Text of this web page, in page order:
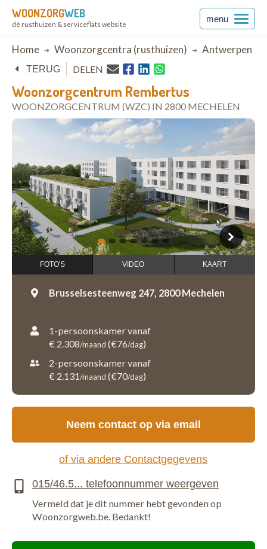
WOONZORGWEB
dé rusthuizen & serviceflats website
menu
Breadcrumb
Home Woonzorgcentra (rusthuizen) Antwerpen
Woonzorgcentrum Rembertus
WOONZORGCENTRUM (WZC) IN 2800 MECHELEN
TERUG DELEN
1 2 3 4 5 6 7
open in Google Maps
FOTO'S VIDEO KAART
Brusselsesteenweg 247, 2800 Mechelen
1-persoonskamer vanaf
€ 2.308/maand (€76/dag)
2-persoonskamer vanaf
€ 2.131/maand (€70/dag)
Neem contact op via email
of via andere Contactgegevens
Vermeld dat je dit nummer hebt gevonden op
Woonzorgweb.be. Bedankt!